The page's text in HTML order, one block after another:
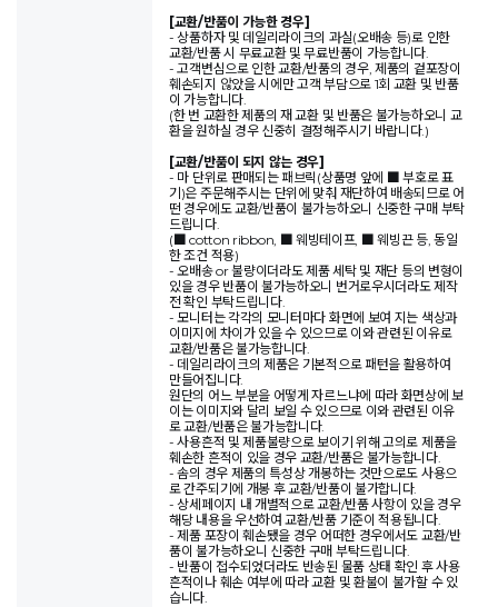
[교환/반품이 가능한 경우]
- 상품하자 및 데일리라이크의 과실(오배송 등)로 인한
교환/반품 시 무료교환 및 무료반품이 가능합니다.
- 고객변심으로 인한 교환/반품의 경우, 제품의 겉포장이
훼손되지 않았을 시에만 고객 부담으로 1회 교환 및 반품
이 가능합니다.
(한 번 교환한 제품의 재 교환 및 반품은 불가능하오니 교
환을 원하실 경우 신중히 결정해주시기 바랍니다.)
[교환/반품이 되지 않는 경우]
- 마 단위로 판매되는 패브릭(상품명 앞에 ■ 부호로 표
기)은 주문해주시는 단위에 맞춰 재단하여 배송되므로 어
떤 경우에도 교환/반품이 불가능하오니 신중한 구매 부탁
드립니다.
(■ cotton ribbon, ■ 웨빙테이프, ■ 웨빙끈 등, 동일
한 조건 적용)
- 오배송 or 불량이더라도 제품 세탁 및 재단 등의 변형이
있을 경우 반품이 불가능하오니 번거로우시더라도 제작
전 확인 부탁드립니다.
- 모니터는 각각의 모니터마다 화면에 보여 지는 색상과
이미지에 차이가 있을 수 있으므로 이와 관련된 이유로
교환/반품은 불가능합니다.
- 데일리라이크의 제품은 기본적으로 패턴을 활용하여
만들어집니다.
원단의 어느 부분을 어떻게 자르느냐에 따라 화면상에 보
이는 이미지와 달리 보일 수 있으므로 이와 관련된 이유
로 교환/반품은 불가능합니다.
- 사용흔적 및 제품불량으로 보이기 위해 고의로 제품을
훼손한 흔적이 있을 경우 교환/반품은 불가능합니다.
- 솜의 경우 제품의 특성상 개봉하는 것만으로도 사용으
로 간주되기에 개봉 후 교환/반품이 불가합니다.
- 상세페이지 내 개별적으로 교환/반품 사항이 있을 경우
해당 내용을 우선하여 교환/반품 기준이 적용됩니다.
- 제품 포장이 훼손됐을 경우 어떠한 경우에서도 교환/반
품이 불가능하오니 신중한 구매 부탁드립니다.
- 반품이 접수되었더라도 반송된 물품 상태 확인 후 사용
흔적이나 훼손 여부에 따라 교환 및 환불이 불가할 수 있
습니다.